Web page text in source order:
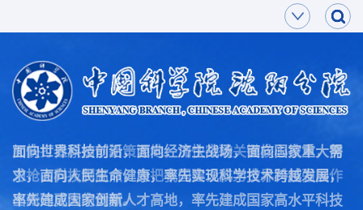
面向世界科技前沿，面向经济主战场，面向国家重大需
求，面向人民生命健康，率先实现科学技术跨越发展，
率先建成国家创新人才高地，率先建成国家高水平科技
加快打造原始创新策源地，加快突破关键核心技术，努
力抢占科技制高点，为把我国建设成为世界科技强国作
出新的更大的贡献。